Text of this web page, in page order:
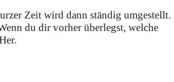
Zeit wird dann ständig umgestellt.
du dir vorher überlegst, welche